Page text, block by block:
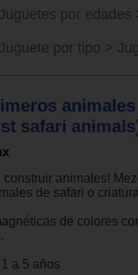
Juguetes por edades
Juguete por tipo >
safari
construir animales!
de safari o
de colores
a 5 años